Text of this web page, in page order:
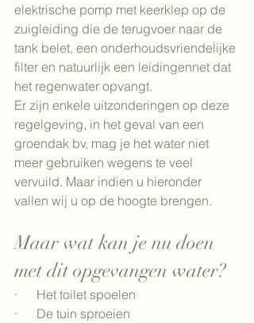
elektrische pomp met keerklep op de
zuigleiding die de terugvoer naar de
tank belet, een onderhoudsvriendelijke
filter en natuurlijk een leidingennet dat
het regenwater opvangt.
Er zijn enkele uitzonderingen op deze
regelgeving, in het geval van een
groendak bv, mag je het water niet
meer gebruiken wegens te veel
vervuild. Maar indien u hieronder
vallen wij u op de hoogte brengen.
Maar wat kan je nu doen
met dit opgevangen water?
·      Het toilet spoelen
·      De tuin sproeien